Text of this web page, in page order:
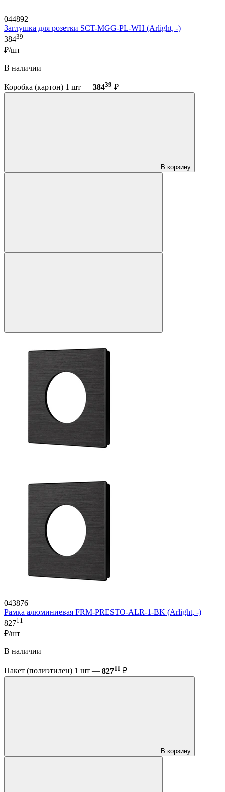
044892
Заглушка для розетки SCT-MGG-PL-WH (Arlight, -)
38439
₽/шт
В наличии
Коробка (картон) 1 шт — 38439 ₽
В корзину
043876
Рамка алюминиевая FRM-PRESTO-ALR-1-BK (Arlight, -)
82711
₽/шт
В наличии
Пакет (полиэтилен) 1 шт — 82711 ₽
В корзину